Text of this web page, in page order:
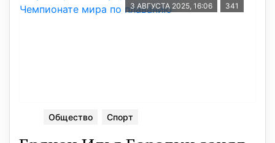
3 АВГУСТА 2025, 16:06 341
Общество Спорт